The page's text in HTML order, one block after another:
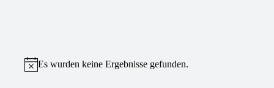
Es wurden keine Ergebnisse gefunden.